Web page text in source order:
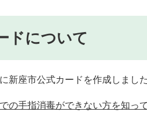
ドについて
新座市公式カードを作成しました
の手指消毒ができない方を知っ